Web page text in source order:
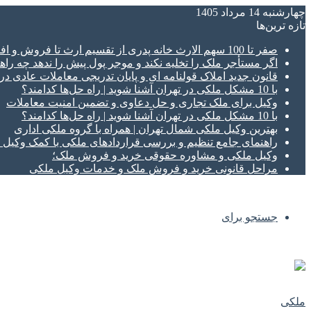
چهارشنبه 14 مرداد 1405
تازه‌ ترین‌ها
صفر تا 100 سهم الارث خانه پدری از تقسیم ارث تا فروش و افراز ملک ورثه ای
اگر مستأجر ملک را تخلیه نکند و موجر پول پیش را ندهد چه
قانون جدید املاک قولنامه ای و پایان تدریجی معاملات عادی
با 10 مشکل ملکی در تهران آشنا شوید | راه حل‌ها کدامند؟
وکیل برای ملک تجاری و حل دعاوی و تضمین امنیت معاملات
با 10 مشکل ملکی در تهران آشنا شوید | راه حل‌ها کدامند؟
بهترین وکیل ملکی شمال تهران | همراه با گروه ملکی اداری
راهنمای جامع تنظیم و بررسی قراردادهای ملکی با کمک
وکیل ملکی و مشاوره حقوقی خرید و فروش ملک؛
مراحل قانونی خرید و فروش ملک و خدمات وکیل ملکی
جستجو برای